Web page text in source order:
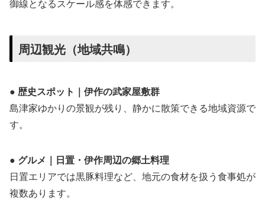
御線となるスケール感を体感できます。
周辺観光（地域共鳴）
● 歴史スポット｜伊作の武家屋敷群
島津家ゆかりの景観が残り、静かに散策できる地域資源で
す。
● グルメ｜日置・伊作周辺の郷土料理
日置エリアでは黒豚料理など、地元の食材を扱う食事処が
複数あります。